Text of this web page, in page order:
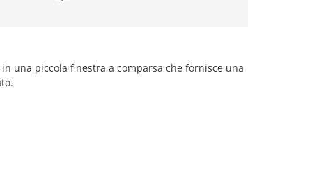
una piccola finestra a comparsa che fornisce una